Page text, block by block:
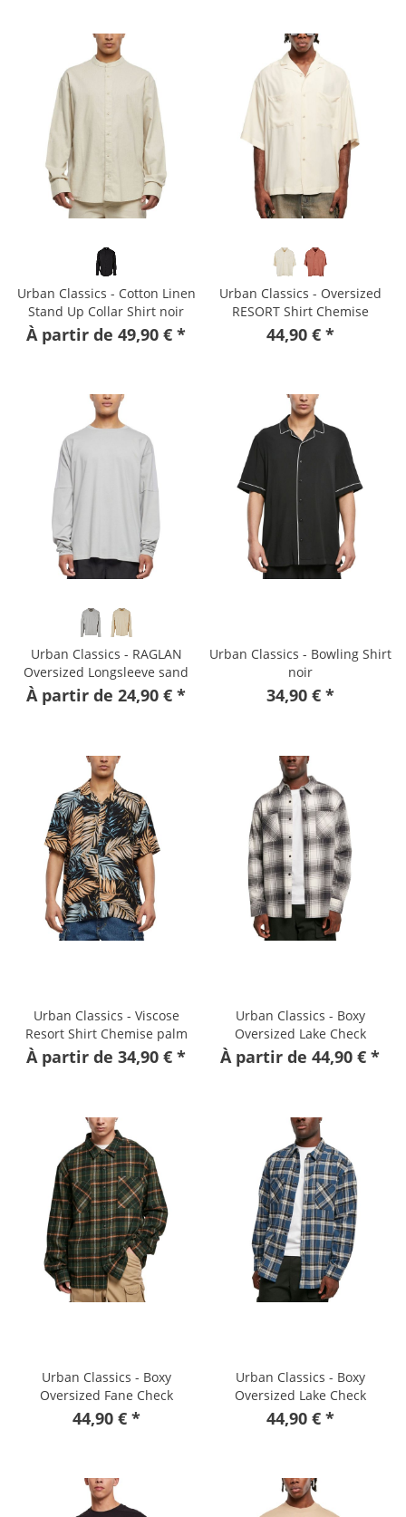
Urban Classics - Cotton Linen
Stand Up Collar Shirt noir
À partir de 49,90 € *
Urban Classics - Oversized
RESORT Shirt Chemise
whitesand
44,90 € *
Urban Classics - RAGLAN
Oversized Longsleeve sand
À partir de 24,90 € *
Urban Classics - Bowling Shirt
noir
34,90 € *
Urban Classics - Viscose
Resort Shirt Chemise palm
À partir de 34,90 € *
Urban Classics - Boxy
Oversized Lake Check
Chemise
À partir de 44,90 € *
Urban Classics - Boxy
Oversized Fane Check
Chemise
44,90 € *
Urban Classics - Boxy
Oversized Lake Check
Chemise
44,90 € *